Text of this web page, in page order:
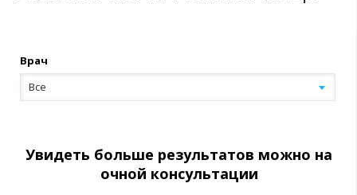
Врач
Все
Увидеть больше результатов можно на
очной консультации